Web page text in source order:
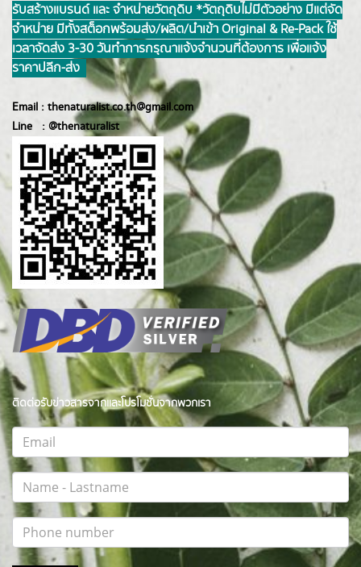
รับสร้างแบรนด์ และ จำหน่ายวัตถุดิบ *วัตถุดิบไม่มีตัวอย่าง มีแต่จัด
จำหน่าย มีทั้งสต็อกพร้อมส่ง/ผลิต/นำเข้า Original & Re-Pack ใช้
เวลาจัดส่ง 3-30 วันทำการ กรุณาแจ้งจำนวนที่ต้องการ เพื่อแจ้ง
ราคาปลีก-ส่ง
Email : thenaturalist.co.th@gmail.com
Line : @thenaturalist
ติดต่อรับข่าวสารจากและโปรโมชั่นจากพวกเรา